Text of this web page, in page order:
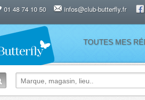
01 48 74 10 50 infos@club-butterfly.fr
TOUTES MES